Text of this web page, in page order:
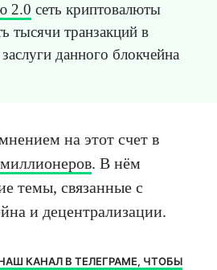
2.0 сеть криптовалюты
тысячи транзакций в
данного блокчейна
на этот счет в
. В нём
темы, связанные с
и децентрализации.
КАНАЛ В ТЕЛЕГРАМЕ, ЧТОБЫ